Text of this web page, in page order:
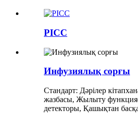
PICC
Инфузиялық сорғы
Стандарт: Дәрілер
жазбасы, Жылыту
детекторы, Қашықтан